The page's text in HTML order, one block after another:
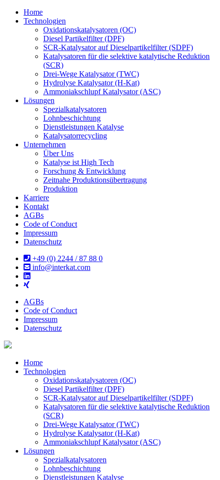
Home
Technologien
Oxidationskatalysatoren (OC)
Diesel Partikelfilter (DPF)
SCR-Katalysator auf Dieselpartikelfilter (SDPF)
Katalysatoren für die selektive katalytische Reduktion
(SCR)
Drei-Wege Katalysator (TWC)
Hydrolyse Katalysator (H-Kat)
Ammoniakschlupf Katalysator (ASC)
Lösungen
Spezialkatalysatoren
Lohnbeschichtung
Dienstleistungen Katalyse
Katalysatorrecycling
Unternehmen
Über Uns
Katalyse ist High Tech
Forschung & Entwicklung
Zeitnahe Produktionsübertragung
Produktion
Karriere
Kontakt
AGBs
Code of Conduct
Impressum
Datenschutz
+49 (0) 2244 / 87 88 0
info@interkat.com
AGBs
Code of Conduct
Impressum
Datenschutz
Home
Technologien
Oxidationskatalysatoren (OC)
Diesel Partikelfilter (DPF)
SCR-Katalysator auf Dieselpartikelfilter (SDPF)
Katalysatoren für die selektive katalytische Reduktion
(SCR)
Drei-Wege Katalysator (TWC)
Hydrolyse Katalysator (H-Kat)
Ammoniakschlupf Katalysator (ASC)
Lösungen
Spezialkatalysatoren
Lohnbeschichtung
Dienstleistungen Katalyse